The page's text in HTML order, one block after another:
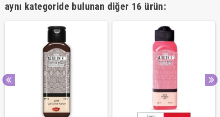
aynı kategoride bulunan diğer 16 ürün: